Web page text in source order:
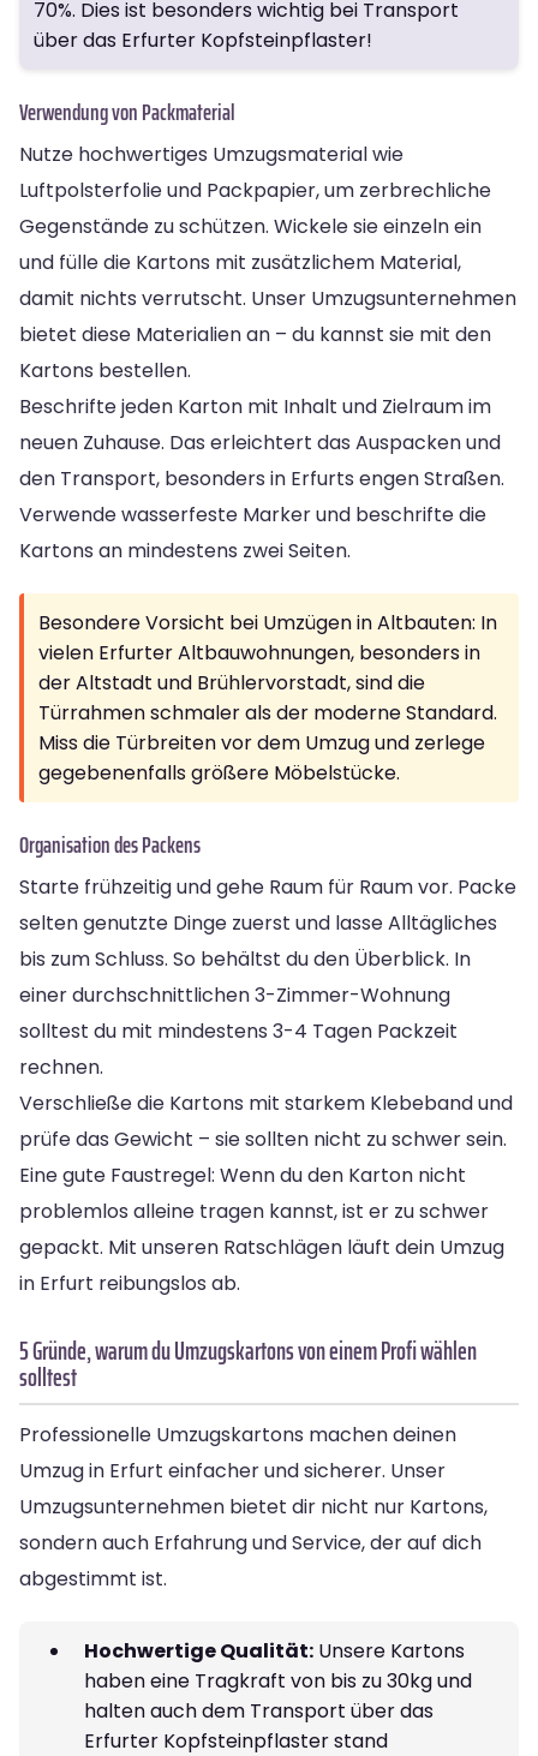
70%. Dies ist besonders wichtig bei Transport
über das Erfurter Kopfsteinpflaster!
Verwendung von Packmaterial
Nutze hochwertiges Umzugsmaterial wie
Luftpolsterfolie und Packpapier, um zerbrechliche
Gegenstände zu schützen. Wickele sie einzeln ein
und fülle die Kartons mit zusätzlichem Material,
damit nichts verrutscht. Unser Umzugsunternehmen
bietet diese Materialien an – du kannst sie mit den
Kartons bestellen.
Beschrifte jeden Karton mit Inhalt und Zielraum im
neuen Zuhause. Das erleichtert das Auspacken und
den Transport, besonders in Erfurts engen Straßen.
Verwende wasserfeste Marker und beschrifte die
Kartons an mindestens zwei Seiten.
Besondere Vorsicht bei Umzügen in Altbauten: In
vielen Erfurter Altbauwohnungen, besonders in
der Altstadt und Brühlervorstadt, sind die
Türrahmen schmaler als der moderne Standard.
Miss die Türbreiten vor dem Umzug und zerlege
gegebenenfalls größere Möbelstücke.
Organisation des Packens
Starte frühzeitig und gehe Raum für Raum vor. Packe
selten genutzte Dinge zuerst und lasse Alltägliches
bis zum Schluss. So behältst du den Überblick. In
einer durchschnittlichen 3-Zimmer-Wohnung
solltest du mit mindestens 3-4 Tagen Packzeit
rechnen.
Verschließe die Kartons mit starkem Klebeband und
prüfe das Gewicht – sie sollten nicht zu schwer sein.
Eine gute Faustregel: Wenn du den Karton nicht
problemlos alleine tragen kannst, ist er zu schwer
gepackt. Mit unseren Ratschlägen läuft dein Umzug
in Erfurt reibungslos ab.
5 Gründe, warum du Umzugskartons von einem Profi wählen
solltest
Professionelle Umzugskartons machen deinen
Umzug in Erfurt einfacher und sicherer. Unser
Umzugsunternehmen bietet dir nicht nur Kartons,
sondern auch Erfahrung und Service, der auf dich
abgestimmt ist.
Hochwertige Qualität: Unsere Kartons
haben eine Tragkraft von bis zu 30kg und
halten auch dem Transport über das
Erfurter Kopfsteinpflaster stand